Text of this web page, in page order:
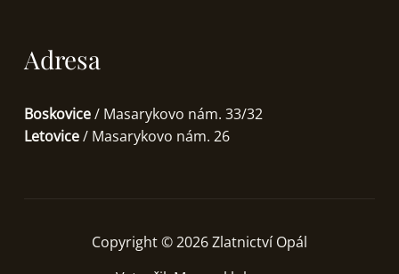
Adresa
Boskovice/ Masarykovo nám. 33/32
Letovice/ Masarykovo nám. 26
Copyright © 2026 Zlatnictví Opál